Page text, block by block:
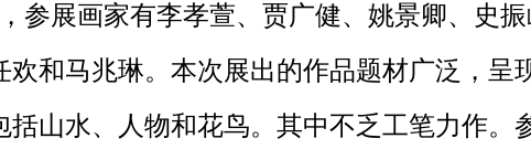
参展画家有李孝萱、贾广健、姚景卿、史
欢和马兆琳。本次展出的作品题材广泛，呈
括山水、人物和花鸟。其中不乏工笔力作。